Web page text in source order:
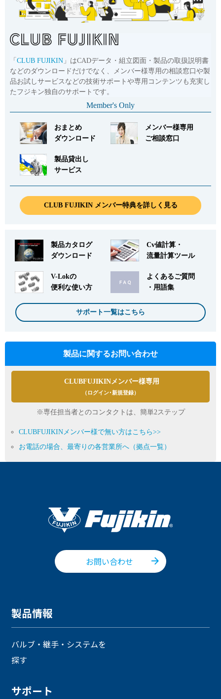
languageLanguage： 日本語／English
mailお問い合わせ
「 CLUB FUJIKIN 」はCADデータ・組立図面・製品の取扱説明書
などのダウンロードだけでなく、メンバー様専用の相談窓口や製
品お試しサービスなどの技術サポートや専用コンテンツも充実し
たフジキン独自のサポートです。
Member's Only
おまとめ
ダウンロード
メンバー様専用
ご相談窓口
製品貸出し
サービス
CLUB FUJIKIN メンバー特典を詳しく見る
製品カタログ
ダウンロード
Cv値計算・
流量計算ツール
V-Lokの
便利な使い方
よくあるご質問
・用語集
サポート一覧はこちら
製品に関するお問い合わせ
CLUBFUJIKINメンバー様専用
（ログイン･新規登録）
※専任担当者とのコンタクトは、簡単2ステップ
CLUBFUJIKINメンバー様で無い方はこちら>>
お電話の場合、最寄りの各営業所へ（拠点一覧）
お問い合わせ
製品情報
バルブ・継手・システムを
探す
サポート